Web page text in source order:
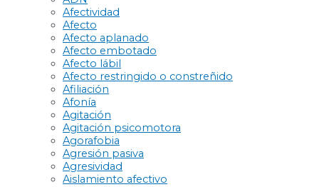
Afectividad
Afecto
Afecto aplanado
Afecto embotado
Afecto lábil
Afecto restringido o constreñido
Afiliación
Afonía
Agitación
Agitación psicomotora
Agorafobia
Agresión pasiva
Agresividad
Aislamiento afectivo